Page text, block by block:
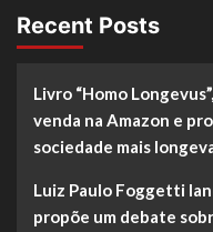
1ª
Acelera
Salão
Brasil
Recent Posts
Livro “Homo
venda na Amazon e
sociedade mais
Luiz Paulo Foggetti
propõe um debate